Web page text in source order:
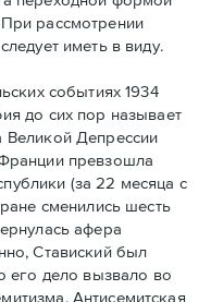
рассмотрении
иметь в виду.
событиях 1934
до сих пор называет
Великой Депрессии
превзошла
(за 22 месяца с
сменились шесть
афера
Ставиский был
его дело вызвало во
Антисемитская